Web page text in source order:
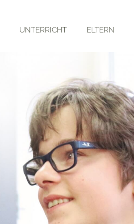
UNTERRICHT ELTERN